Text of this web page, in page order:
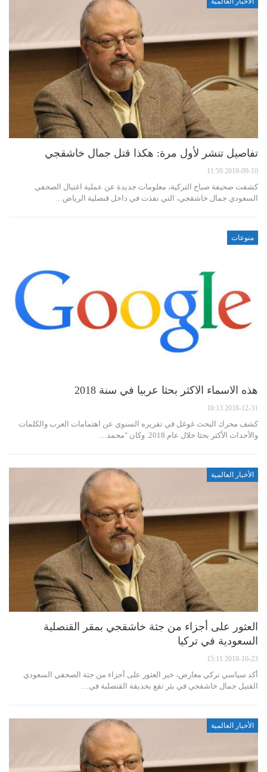
تفاصيل تنشر لأول مرة: هكذا قتل جمال خاشقجي
2019-09-10 11:59
كشفت صحيفة صباح التركية، معلومات جديدة عن عملية اغتيال الصحفي
السعودي جمال خاشقجي، التي نفذت في داخل قنصلية الرياض…
منوعات
هذه الاسماء الاكثر بحثا عربيا في سنة 2018
2018-12-31 10:13
كشف محرك البحث غوغل في تقريره السنوي عن اهتمامات العرب والكلمات
والأحداث الأكثر بحثا خلال عام 2018. وكان "محمد…
الأخبار العالمية
العثور على أجزاء من جثة خاشقجي بمقر القنصلية
السعودية في تركيا
2018-10-23 15:11
أكد سياسي تركي معارض، خبر العثور على أجزاء من جثة الصحفي السعودي
القتيل جمال خاشقجي في بئر تقع بحديقة القنصلية في…
الأخبار العالمية